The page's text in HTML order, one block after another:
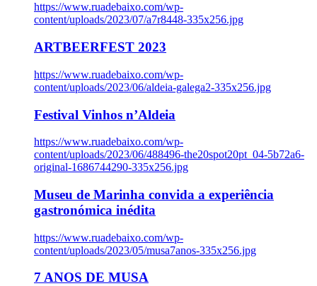
https://www.ruadebaixo.com/wp-
content/uploads/2023/07/a7r8448-335x256.jpg
ARTBEERFEST 2023
https://www.ruadebaixo.com/wp-
content/uploads/2023/06/aldeia-galega2-335x256.jpg
Festival Vinhos n’Aldeia
https://www.ruadebaixo.com/wp-
content/uploads/2023/06/488496-the20spot20pt_04-5b72a6-
original-1686744290-335x256.jpg
Museu de Marinha convida a experiência
gastronómica inédita
https://www.ruadebaixo.com/wp-
content/uploads/2023/05/musa7anos-335x256.jpg
7 ANOS DE MUSA